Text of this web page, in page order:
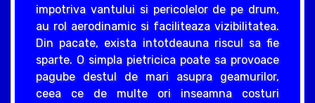
impotriva vantului si pericolelor de pe drum,
au rol aerodinamic si faciliteaza vizibilitatea.
Din pacate, exista intotdeauna riscul sa fie
sparte. O simpla pietricica poate sa provoace
pagube destul de mari asupra geamurilor,
ceea ce de multe ori inseamna costuri